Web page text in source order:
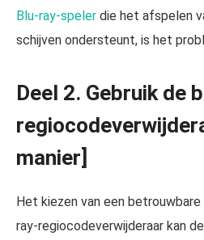
Blu-ray-speler die het afspelen
schijven ondersteunt, is het
Deel 2. Gebruik de
manier]
Het kiezen van een
ray-regiocodeverwijderaar kan